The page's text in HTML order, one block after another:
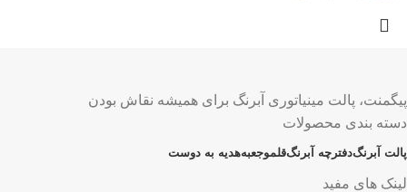
پیگمنت، پالت مینیاتوری آبرنگ برای همیشه نقاش بودن
دسته بندی محصولات
پالت آبرنگدفترچه آبرنگقلموجعبههدیه به دوست
لینک های مفید